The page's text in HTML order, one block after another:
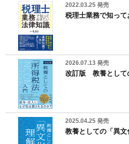
2022.03.25 発売
税理士業務で知っ
2026.07.13 発売
改訂版 教養として
2025.04.25 発売
教養としての「異文